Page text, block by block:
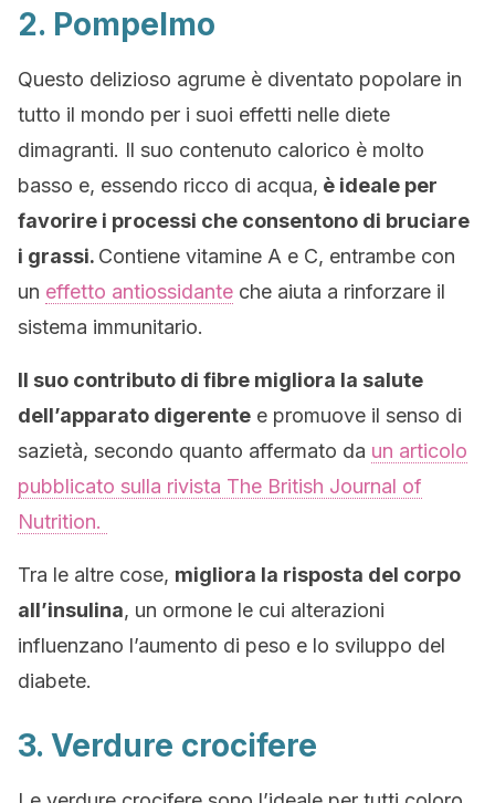
2. Pompelmo
Questo delizioso agrume è diventato popolare in
tutto il mondo per i suoi effetti nelle diete
dimagranti. Il suo contenuto calorico è molto
basso e, essendo ricco di acqua, è ideale per
favorire i processi che consentono di bruciare
i grassi. Contiene vitamine A e C, entrambe con
un effetto antiossidante che aiuta a rinforzare il
sistema immunitario.
Il suo contributo di fibre migliora la salute
dell’apparato digerente e promuove il senso di
sazietà, secondo quanto affermato da un articolo
pubblicato sulla rivista The British Journal of
Nutrition.
Tra le altre cose, migliora la risposta del corpo
all’insulina, un ormone le cui alterazioni
influenzano l’aumento di peso e lo sviluppo del
diabete.
3. Verdure crocifere